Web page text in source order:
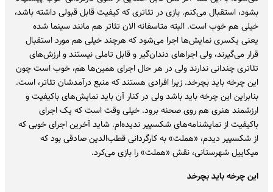
بشود، استقبال می‌کنم. بازی در تئاتری که کیفیت قابل قبولی داشته باشد،
خیلی هم خوب است. البته متاسفانه الان تئاتر هم مانند سینما شده
یعنی یکسری نمایش‌ها اجرا می‌شود که هرچند خیلی هم مورد استقبال
قرار می‌گیرند، ولی اجراهای دندان‌گیر و قابل تاملی نیستند و ارزش‌های
تئاتری چندانی ندارند ولی در هر حال اجرای همین‌ها هم، خوب است چون
این چرخه باید بچرخد. زیرا افرادی هستند که منبع درآمدشان تئاتر، است.
بنابراین این چرخه باید باشد ولی در کنار آن باید نمایش‌های باکیفیت و
ارزشمند هنری هم روی صحنه برود. خیلی وقت است که یک اجرای
باکیفیت از نمایشنامه‌های شکسپیر ندیده‌ام. شاید آخرین اجرای خوبی که
از شکسپیر دیدم، «هملت» به کارگردانی قطب‌الدین صادقی بود که
میکاییل شهرستانی، نقش «هملت» را بازی می‌کرد.
این چرخه باید بچرخد